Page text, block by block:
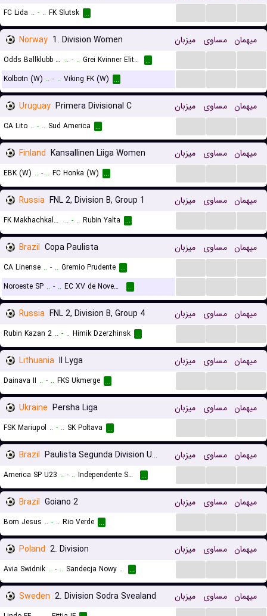
FC Lida .. - .. FK Slutsk ...
Norway 1. Division Women میزبان مساوی میهمان
Odds Ballklubb (W) .. - .. Grei Kvinner Elite (W) ...
Kolbotn (W) .. - .. Viking FK (W) ...
Uruguay Primera Divisional C میزبان مساوی میهمان
CA Lito .. - .. Sud America ...
Finland Kansallinen Liiga Women میزبان مساوی میهمان
EBK (W) .. - .. FC Honka (W) ...
Russia FNL 2, Division B, Group 1 میزبان مساوی میهمان
FK Makhachkala 2 .. - .. Rubin Yalta ...
Brazil Copa Paulista میزبان مساوی میهمان
CA Linense .. - .. Gremio Prudente ...
Noroeste SP .. - .. EC XV de Novembro (Piracicaba) ...
Russia FNL 2, Division B, Group 4 میزبان مساوی میهمان
Rubin Kazan 2 .. - .. Himik Dzerzhinsk ...
Lithuania II Lyga میزبان مساوی میهمان
Dainava II .. - .. FKS Ukmerge ...
Ukraine Persha Liga میزبان مساوی میهمان
FSK Mariupol .. - .. SK Poltava ...
Brazil Paulista Segunda Division U23 میزبان مساوی میهمان
America SP U23 .. - .. Independente SP U23 ...
Brazil Goiano 2 میزبان مساوی میهمان
Bom Jesus .. - .. Rio Verde ...
Poland 2. Division میزبان مساوی میهمان
Avia Swidnik .. - .. Sandecja Nowy Sacz ...
Sweden 2. Division Sodra Svealand میزبان مساوی میهمان